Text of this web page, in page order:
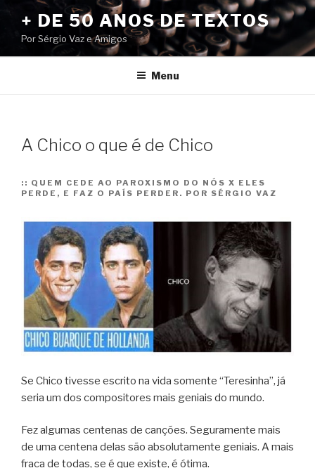
conteúdo
+ DE 50 ANOS DE TEXTOS
Por Sérgio Vaz e Amigos
Menu
A Chico o que é de Chico
:: QUEM CEDE AO PAROXISMO DO NÓS X ELES
PERDE, E FAZ O PAÍS PERDER. POR SÉRGIO VAZ
Se Chico tivesse escrito na vida somente “Teresinha”, já
seria um dos compositores mais geniais do mundo.
Fez algumas centenas de canções. Seguramente mais
de uma centena delas são absolutamente geniais. A mais
fraca de todas, se é que existe, é ótima.